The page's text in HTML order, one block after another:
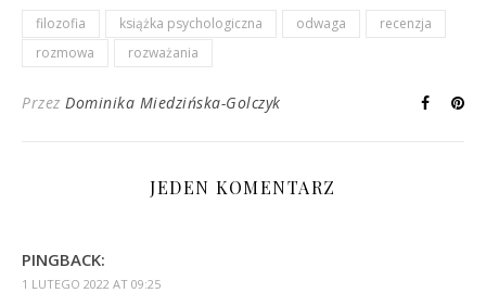
filozofia książka psychologiczna odwaga
recenzja
rozmowa
rozważania
Przez Dominika Miedzińska-Golczyk
JEDEN KOMENTARZ
PINGBACK:
1 LUTEGO 2022 AT 09:25